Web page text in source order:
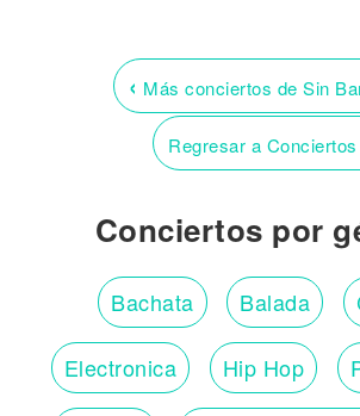
‹ Más conciertos de Sin
Regresar a Conciertos
Conciertos por
Bachata Balada
Electronica Hip Hop